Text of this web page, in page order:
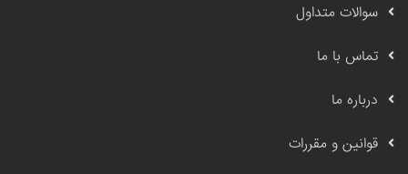
سوالات متداول
تماس با ما
درباره ما
قوانین و مقررات